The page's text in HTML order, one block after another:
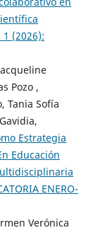
(2026):
Pozo ,
Tania Sofía
Estrategia
Educación
ENERO-
Verónica